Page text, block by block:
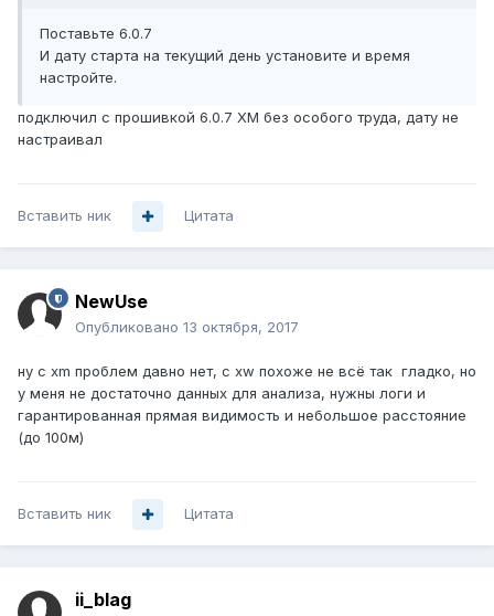
Поставьте 6.0.7
И дату старта на текущий день установите и время
настройте.
подключил с прошивкой 6.0.7 XM без особого труда, дату не
настраивал
Вставить ник Цитата
NewUse
Опубликовано 13 октября, 2017
ну с xm проблем давно нет, с xw похоже не всё так гладко, но
у меня не достаточно данных для анализа, нужны логи и
гарантированная прямая видимость и небольшое расстояние
(до 100м)
Вставить ник Цитата
ii_blag